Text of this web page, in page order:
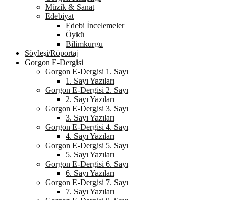
Müzik & Sanat
Edebiyat
Edebi İncelemeler
Öykü
Bilimkurgu
Söyleşi/Röportaj
Gorgon E-Dergisi
Gorgon E-Dergisi 1. Sayı
1. Sayı Yazıları
Gorgon E-Dergisi 2. Sayı
2. Sayı Yazıları
Gorgon E-Dergisi 3. Sayı
3. Sayı Yazıları
Gorgon E-Dergisi 4. Sayı
4. Sayı Yazıları
Gorgon E-Dergisi 5. Sayı
5. Sayı Yazıları
Gorgon E-Dergisi 6. Sayı
6. Sayı Yazıları
Gorgon E-Dergisi 7. Sayı
7. Sayı Yazıları